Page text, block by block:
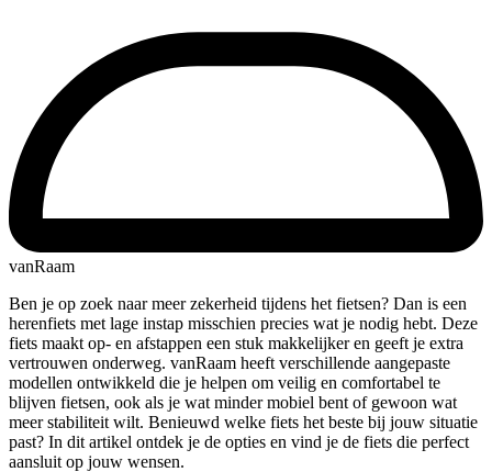
vanRaam
Ben je op zoek naar meer zekerheid tijdens het fietsen? Dan is een
herenfiets met lage instap misschien precies wat je nodig hebt. Deze
fiets maakt op- en afstappen een stuk makkelijker en geeft je extra
vertrouwen onderweg. vanRaam heeft verschillende aangepaste
modellen ontwikkeld die je helpen om veilig en comfortabel te
blijven fietsen, ook als je wat minder mobiel bent of gewoon wat
meer stabiliteit wilt. Benieuwd welke fiets het beste bij jouw situatie
past? In dit artikel ontdek je de opties en vind je de fiets die perfect
aansluit op jouw wensen.